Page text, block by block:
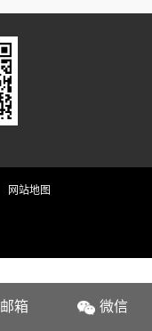
网站地图
邮箱 微信